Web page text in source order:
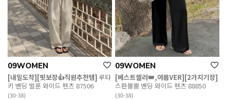
09WOMEN
[내일도착][핏보장👍직원추천템] 루타
키 밴딩 벌룬 와이드 팬츠 87506
(30-38)
09WOMEN
[베스트셀러👑,여름VER][2가지기장]
스판뿜뿜 밴딩 와이드 팬츠 88850
(30-38)